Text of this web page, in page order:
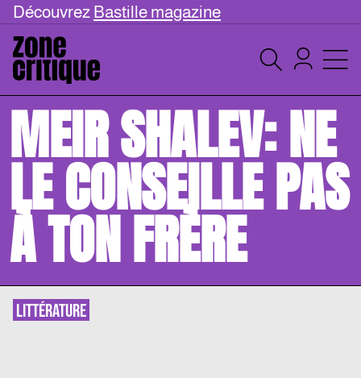
Découvrez Bastille magazine
MEIR SHALEV: NE
LE CONSEILLE PAS
À TON FRÈRE
LITTÉRATURE